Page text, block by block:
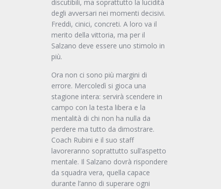
discutibili, ma soprattutto la lucidità
degli avversari nei momenti decisivi.
Freddi, cinici, concreti. A loro va il
merito della vittoria, ma per il
Salzano deve essere uno stimolo in
più.
Ora non ci sono più margini di
errore. Mercoledì si gioca una
stagione intera: servirà scendere in
campo con la testa libera e la
mentalità di chi non ha nulla da
perdere ma tutto da dimostrare.
Coach Rubini e il suo staff
lavoreranno soprattutto sull’aspetto
mentale. Il Salzano dovrà rispondere
da squadra vera, quella capace
durante l’anno di superare ogni